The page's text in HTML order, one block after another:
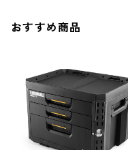
おすすめ商品